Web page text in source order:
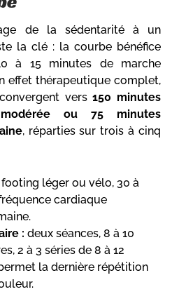
de la sédentarité à un
la clé : la courbe bénéfice
à 15 minutes de marche
effet thérapeutique complet,
vers150 minutes
modérée ou 75 minutes
, réparties sur trois à cinq
léger ou vélo, 30 à
cardiaque
: deux séances, 8 à 10
2 à 3 séries de 8 à 12
la dernière répétition